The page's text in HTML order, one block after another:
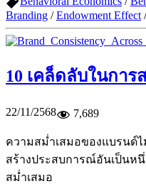
Branding /Endowment Effect
10 เคล็ดลับในการ
22/11/2568 7,689
ความสม่ำเสมอของแบรนด์ไ
สร้างประสบการณ์อันเป็นห
สม่ำเสมอ